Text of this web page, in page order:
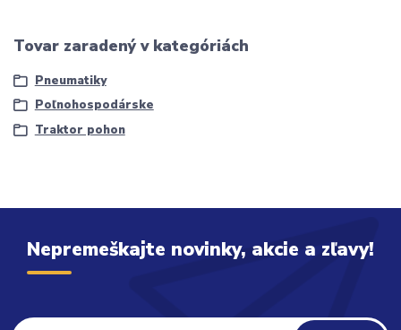
Tovar zaradený v kategóriách
Pneumatiky
Poľnohospodárske
Traktor pohon
Nepremeškajte novinky, akcie a zľavy!